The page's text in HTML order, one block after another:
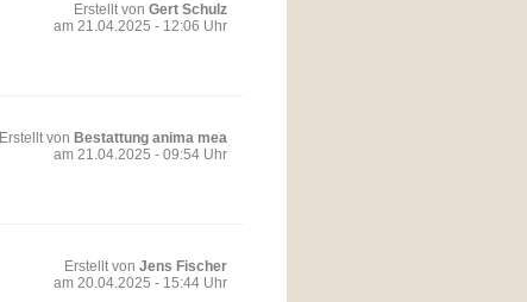
Erstellt von Gert Schulz
am 21.04.2025 - 12:06 Uhr
Erstellt von Bestattung anima mea
am 21.04.2025 - 09:54 Uhr
Erstellt von Jens Fischer
am 20.04.2025 - 15:44 Uhr